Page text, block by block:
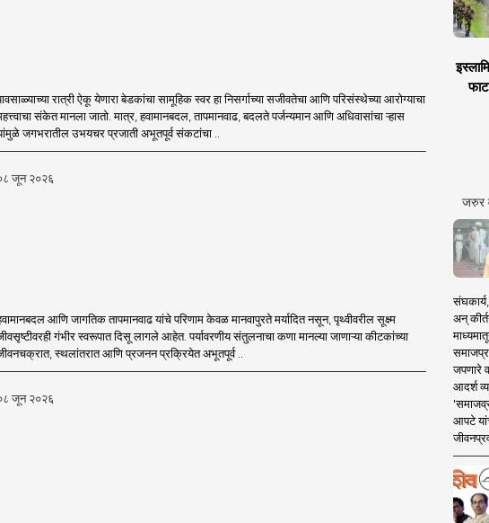
रात्री ऐकू येणारा बेडकांचा सामूहिक स्वर हा निसर्गाच्या सजीवतेचा आणि परिसंस्थेच्या आरोग्याचा
संकेत मानला जातो. मात्र, हवामानबदल, तापमानवाढ, बदलते पर्जन्यमान आणि अधिवासांचा ऱ्हास
जगभरातील उभयचर प्रजाती अभूतपूर्व संकटांचा ..
जून २०२६
आणि जागतिक तापमानवाढ यांचे परिणाम केवळ मानवापुरते मर्यादित नसून, पृथ्वीवरील सूक्ष्म
गंभीर स्वरूपात दिसू लागले आहेत. पर्यावरणीय संतुलनाचा कणा मानल्या जाणाऱ्या कीटकांच्या
स्थलांतरात आणि प्रजनन प्रक्रियेत अभूतपूर्व ..
जून २०२६
जरुर
अन्
जपणारे
आदर्श
आपटे